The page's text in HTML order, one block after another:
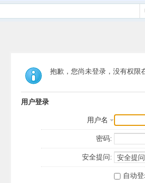
抱歉，您尚未登录，没有权限
用户登录
用户名
密码:
安全提问:
自动